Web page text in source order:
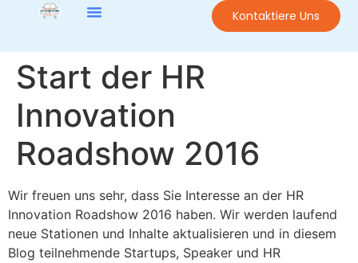
Kontaktiere Uns
Start der HR
Innovation
Roadshow 2016
Wir freuen uns sehr, dass Sie Interesse an der HR
Innovation Roadshow 2016 haben. Wir werden laufend
neue Stationen und Inhalte aktualisieren und in diesem
Blog teilnehmende Startups, Speaker und HR